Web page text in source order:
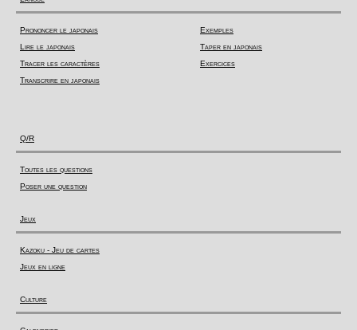
Prononcer le japonais
Lire le japonais
Tracer les caractères
Transcrire en japonais
Exemples
Taper en japonais
Exercices
Q/R
Toutes les questions
Poser une question
Jeux
Kazoku - Jeu de cartes
Jeux en ligne
Culture